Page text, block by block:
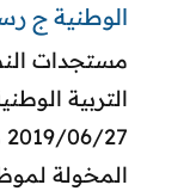
الوطنية ج
مستجدات
المخولة